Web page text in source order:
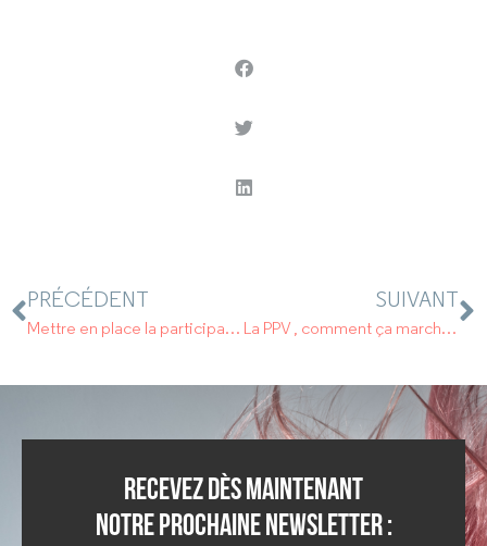
PRÉCÉDENT
Mettre en place la participation dans votre entreprise.
SUIVANT
La PPV , comment ça marche ?
Recevez dès maintenant
notre prochaine newsletter :